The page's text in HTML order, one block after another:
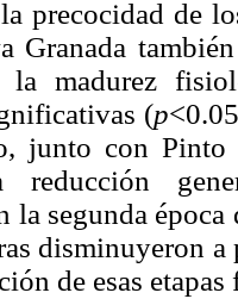
precocidad de
Granada
madurez
(p
junto con Pinto
reducción
la segunda
disminuyeron
de esas